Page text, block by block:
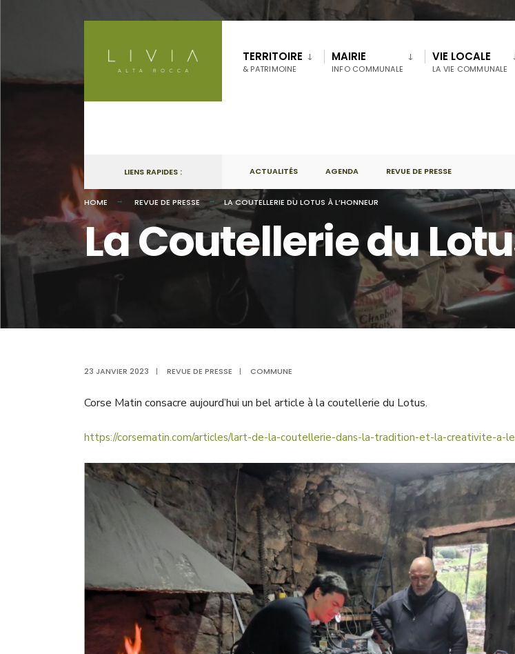
content
TERRITOIRE
& PATRIMOINE
MAIRIE
INFO COMMUNALE
VIE LOCALE
LA VIE COMMUNALE
LIENS RAPIDES : ACTUALITÉS AGENDA REVUE DE PRESSE
HOME REVUE DE PRESSE LA COUTELLERIE DU LOTUS À L’HONNEUR
La Coutellerie du
23 JANVIER 2023 | REVUE DE PRESSE | COMMUNE
Corse Matin consacre aujourd’hui un bel article à la coutellerie du Lotus.
https://corsematin.com/articles/lart-de-la-coutellerie-dans-la-tradition-et-la-creativite-a-